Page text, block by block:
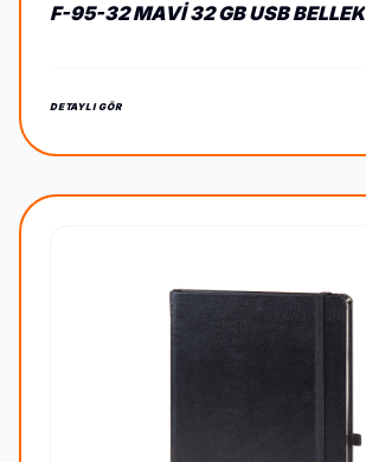
F-95-32 MAVI 32 GB USB BELLEK
DETAYLI GÖR